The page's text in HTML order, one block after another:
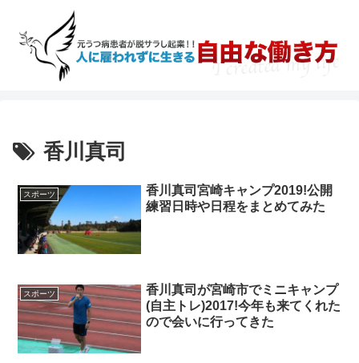
香川真司
スポーツ
香川真司宮崎キャンプ2019!公開
練習日時や日程をまとめてみた
スポーツ
香川真司が宮崎市でミニキャンプ
(自主トレ)2017!今年も来てくれた
ので会いに行ってきた